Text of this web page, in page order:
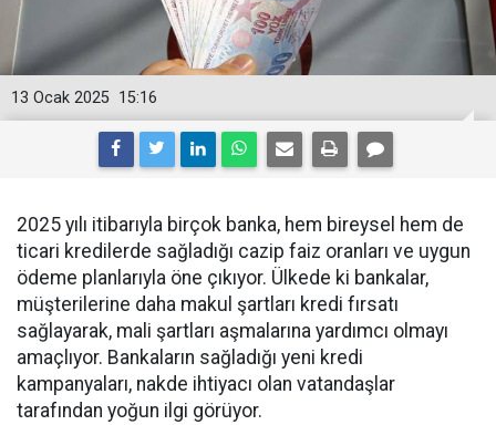
15:16
13 Ocak 2025
2025 yılı itibarıyla birçok banka, hem bireysel hem de
ticari kredilerde sağladığı cazip faiz oranları ve uygun
ödeme planlarıyla öne çıkıyor. Ülkede ki bankalar,
müşterilerine daha makul şartları kredi fırsatı
sağlayarak, mali şartları aşmalarına yardımcı olmayı
amaçlıyor. Bankaların sağladığı yeni kredi
kampanyaları, nakde ihtiyacı olan vatandaşlar
tarafından yoğun ilgi görüyor.